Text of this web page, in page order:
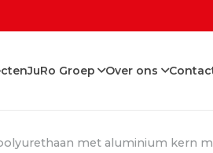
JuRo Groep Over ons
met aluminium kern